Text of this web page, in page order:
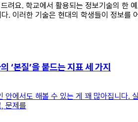
려요. 학교에서 활용되는 정보기술의
. 이러한 기술은 현대의 학생들이 정보
‘본질’을 붙드는 지표 세 가지
안에서도 해볼 수 있는 게 꽤 많아집니다.
문제를